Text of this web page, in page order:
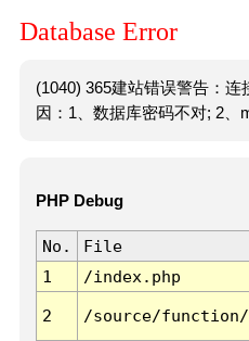
Database Error
(1040) 365建站错误警告：
因：1、数据库密码不对; 2、
PHP Debug
No. File
1
/index.php
2 /source/function/